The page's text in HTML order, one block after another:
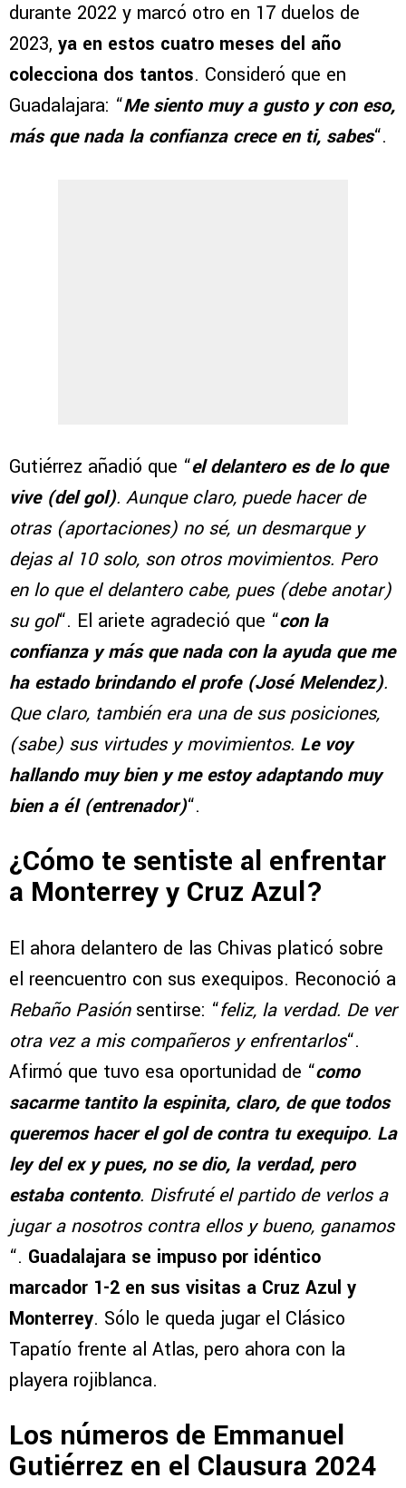
durante 2022 y marcó otro en 17 duelos de
2023, ya en estos cuatro meses del año
colecciona dos tantos. Consideró que en
Guadalajara: “Me siento muy a gusto y con eso,
más que nada la confianza crece en ti, sabes“.
Gutiérrez añadió que “el delantero es de lo que
vive (del gol). Aunque claro, puede hacer de
otras (aportaciones) no sé, un desmarque y
dejas al 10 solo, son otros movimientos. Pero
en lo que el delantero cabe, pues (debe anotar)
su gol“. El ariete agradeció que “con la
confianza y más que nada con la ayuda que me
ha estado brindando el profe (José Melendez).
Que claro, también era una de sus posiciones,
(sabe) sus virtudes y movimientos. Le voy
hallando muy bien y me estoy adaptando muy
bien a él (entrenador)“.
¿Cómo te sentiste al enfrentar
a Monterrey y Cruz Azul?
El ahora delantero de las Chivas platicó sobre
el reencuentro con sus exequipos. Reconoció a
Rebaño Pasiónsentirse: “feliz, la verdad. De ver
otra vez a mis compañeros y enfrentarlos“.
Afirmó que tuvo esa oportunidad de “como
sacarme tantito la espinita, claro, de que todos
queremos hacer el gol de contra tu exequipo. La
ley del ex y pues, no se dio, la verdad, pero
estaba contento. Disfruté el partido de verlos a
jugar a nosotros contra ellos y bueno, ganamos
“. Guadalajara se impuso por idéntico
marcador 1-2 en sus visitas a Cruz Azul y
Monterrey. Sólo le queda jugar el Clásico
Tapatío frente al Atlas, pero ahora con la
playera rojiblanca.
Los números de Emmanuel
Gutiérrez en el Clausura 2024